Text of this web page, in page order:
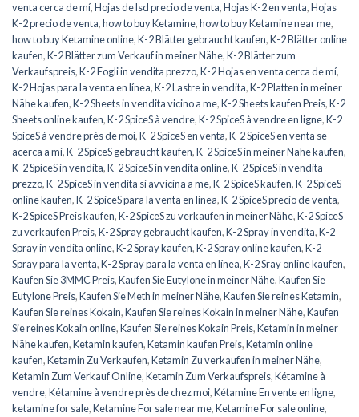
venta cerca de mí,Hojas de lsd precio de venta,Hojas K-2 en venta,Hojas
K-2 precio de venta,how to buy Ketamine,how to buy Ketamine near me,
how to buy Ketamine online,K-2 Blätter gebraucht kaufen,K-2 Blätter online
kaufen,K-2 Blätter zum Verkauf in meiner Nähe,K-2 Blätter zum
Verkaufspreis,K-2 Fogli in vendita prezzo,K-2 Hojas en venta cerca de mí,
K-2 Hojas para la venta en línea,K-2 Lastre in vendita,K-2 Platten in meiner
Nähe kaufen,K-2 Sheets in vendita vicino a me,K-2 Sheets kaufen Preis,K-2
Sheets online kaufen,K-2 SpiceS à vendre,K-2 SpiceS à vendre en ligne,K-2
SpiceS à vendre près de moi,K-2 SpiceS en venta,K-2 SpiceS en venta se
acerca a mí,K-2 SpiceS gebraucht kaufen,K-2 SpiceS in meiner Nähe kaufen,
K-2 SpiceS in vendita,K-2 SpiceS in vendita online,K-2 SpiceS in vendita
prezzo,K-2 SpiceS in vendita si avvicina a me,K-2 SpiceS kaufen,K-2 SpiceS
online kaufen,K-2 SpiceS para la venta en línea,K-2 SpiceS precio de venta,
K-2 SpiceS Preis kaufen,K-2 SpiceS zu verkaufen in meiner Nähe,K-2 SpiceS
zu verkaufen Preis,K-2 Spray gebraucht kaufen,K-2 Spray in vendita,K-2
Spray in vendita online,K-2 Spray kaufen,K-2 Spray online kaufen,K-2
Spray para la venta,K-2 Spray para la venta en línea,K-2 Sray online kaufen,
Kaufen Sie 3MMC Preis,Kaufen Sie Eutylone in meiner Nähe,Kaufen Sie
Eutylone Preis,Kaufen Sie Meth in meiner Nähe,Kaufen Sie reines Ketamin,
Kaufen Sie reines Kokain,Kaufen Sie reines Kokain in meiner Nähe,Kaufen
Sie reines Kokain online,Kaufen Sie reines Kokain Preis,Ketamin in meiner
Nähe kaufen,Ketamin kaufen,Ketamin kaufen Preis,Ketamin online
kaufen,Ketamin Zu Verkaufen,Ketamin Zu verkaufen in meiner Nähe,
Ketamin Zum Verkauf Online,Ketamin Zum Verkaufspreis,Kétamine à
vendre,Kétamine à vendre près de chez moi,Kétamine En vente en ligne,
ketamine for sale,Ketamine For sale near me,Ketamine For sale online,